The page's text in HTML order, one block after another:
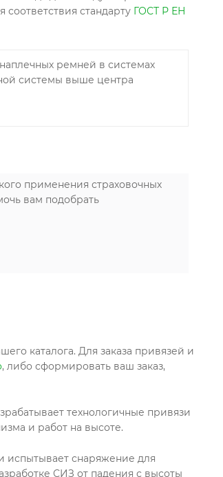
стандарту ГОСТ Р ЕН
ремней в системах
системы выше центра
применения страховочных
вам подобрать
каталога. Для заказа привязей и
, либо сформировать ваш заказ,
технологичные привязи
и работ на высоте.
испытывает снаряжение для
СИЗ от падения с высоты